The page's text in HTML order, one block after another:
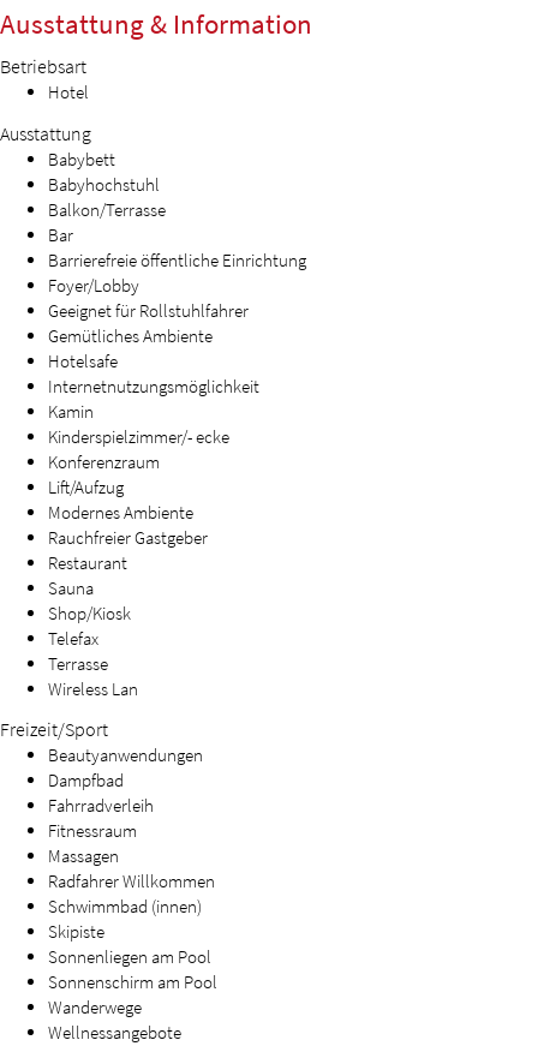
Ausstattung & Information
Betriebsart
Hotel
Ausstattung
Babybett
Babyhochstuhl
Balkon/Terrasse
Bar
Barrierefreie öffentliche Einrichtung
Foyer/Lobby
Geeignet für Rollstuhlfahrer
Gemütliches Ambiente
Hotelsafe
Internetnutzungsmöglichkeit
Kamin
Kinderspielzimmer/- ecke
Konferenzraum
Lift/Aufzug
Modernes Ambiente
Rauchfreier Gastgeber
Restaurant
Sauna
Shop/Kiosk
Telefax
Terrasse
Wireless Lan
Freizeit/Sport
Beautyanwendungen
Dampfbad
Fahrradverleih
Fitnessraum
Massagen
Radfahrer Willkommen
Schwimmbad (innen)
Skipiste
Sonnenliegen am Pool
Sonnenschirm am Pool
Wanderwege
Wellnessangebote